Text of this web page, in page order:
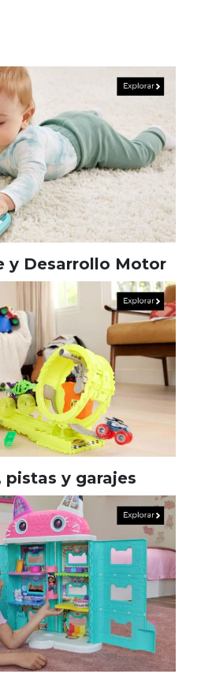
y Desarrollo Motor
pistas y garajes